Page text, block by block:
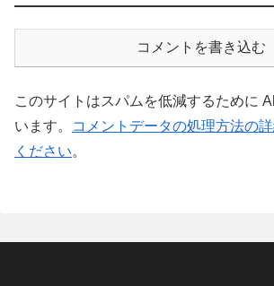
コメントを書き込む
このサイトはスパムを低減するために
います。
コメントデータの処理方法の
ください。